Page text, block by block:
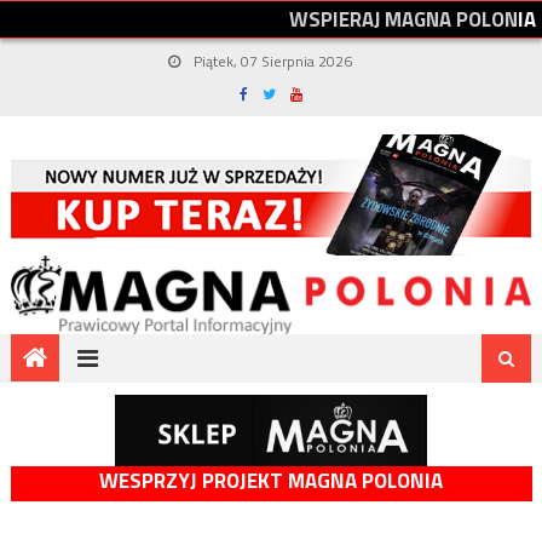
WSPIERAJMAGNAPOLONIA
Piątek, 07 Sierpnia 2026
WESPRZYJ PROJEKT MAGNA POLONIA